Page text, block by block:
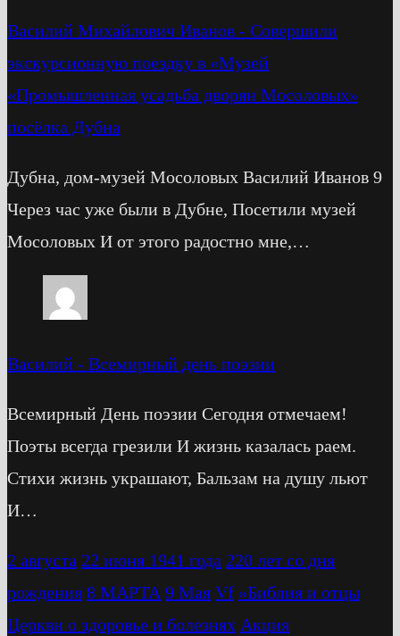
Василий Михайлович Иванов - Cовершили
экскурсионную поездку в «Музей
«Промышленная усадьба дворян Мосоловых»
посёлка Дубна
Дубна, дом-музей Мосоловых Василий Иванов 9
Через час уже были в Дубне, Посетили музей
Мосоловых И от этого радостно мне,…
Василий - Всемирный день поэзии
Всемирный День поэзии Сегодня отмечаем!
Поэты всегда грезили И жизнь казалась раем.
Стихи жизнь украшают, Бальзам на душу льют
И…
2 августа 22 июня 1941 года 220 лет со дня
рождения 8 МАРТА 9 Мая Vf »Библия и отцы
Церкви о здоровье и болезнях Акция